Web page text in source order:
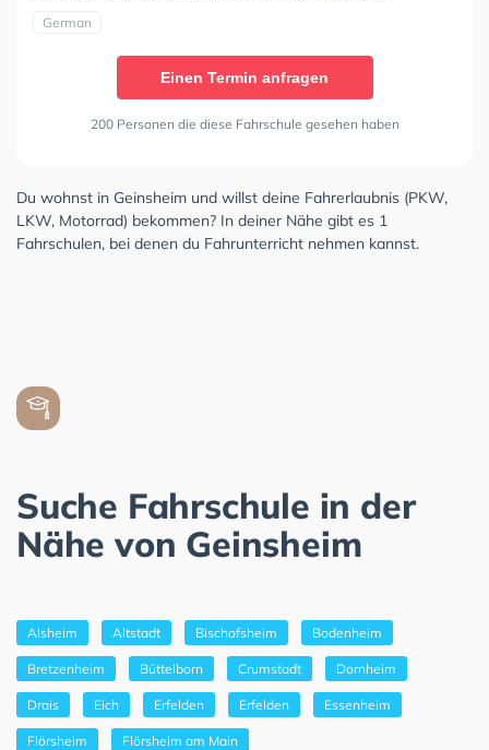
German
Einen Termin anfragen
200 Personen die diese Fahrschule gesehen haben
Du wohnst in Geinsheim und willst deine Fahrerlaubnis (PKW,
LKW, Motorrad) bekommen? In deiner Nähe gibt es 1
Fahrschulen, bei denen du Fahrunterricht nehmen kannst.
Suche Fahrschule in der
Nähe von Geinsheim
Alsheim Altstadt Bischofsheim Bodenheim
Bretzenheim Büttelborn Crumstadt Dornheim
Drais Eich Erfelden Erfelden Essenheim
Flörsheim Flörsheim am Main